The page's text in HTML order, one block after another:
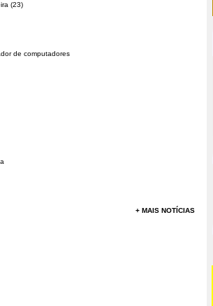
(23)
de computadores
+ MAIS NOTÍCIAS